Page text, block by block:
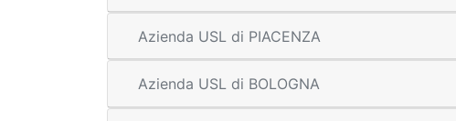
Azienda USL di PIACENZA
Azienda USL di BOLOGNA